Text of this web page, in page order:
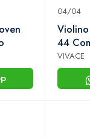
04/04
44
VIVACE